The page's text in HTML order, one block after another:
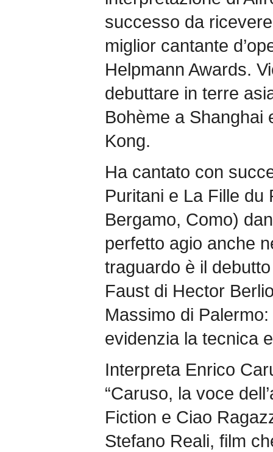
successo da
miglior cantante
Helpmann Awards.
debuttare in terre
Bohème a Shanghai
Kong.
Ha cantato con
Puritani e La Fille du
Bergamo, Como)
perfetto agio anche
traguardo è il
Faust di Hector
Massimo di
evidenzia la tecnica
Interpreta Enrico
“Caruso, la voce
Fiction e Ciao
Stefano Reali, film